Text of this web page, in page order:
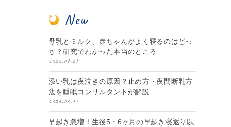
New
母乳とミルク、赤ちゃんがよく寝るのはどっ
ち？研究でわかった本当のところ
2026.07.27
添い乳は夜泣きの原因？止め方・夜間断乳方
法を睡眠コンサルタントが解説
2026.05.19
早起き急増！生後5・6ヶ月の早起き寝返り以